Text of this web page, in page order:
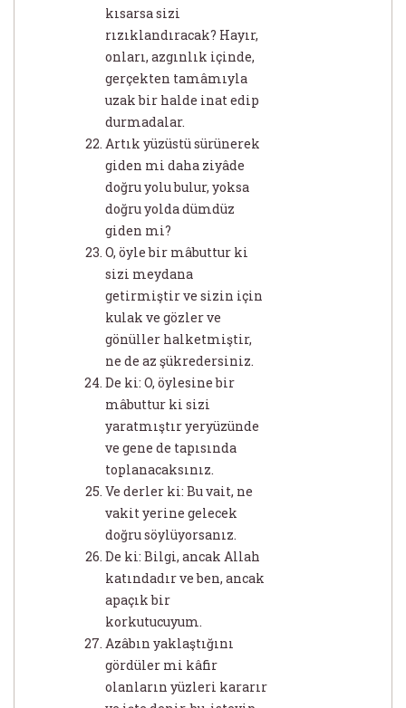
kısarsa sizi
rızıklandıracak? Hayır,
onları, azgınlık içinde,
gerçekten tamâmıyla
uzak bir halde inat edip
durmadalar.
Artık yüzüstü sürünerek
giden mi daha ziyâde
doğru yolu bulur, yoksa
doğru yolda dümdüz
giden mi?
O, öyle bir mâbuttur ki
sizi meydana
getirmiştir ve sizin için
kulak ve gözler ve
gönüller halketmiştir,
ne de az şükredersiniz.
De ki: O, öylesine bir
mâbuttur ki sizi
yaratmıştır yeryüzünde
ve gene de tapısında
toplanacaksınız.
Ve derler ki: Bu vait, ne
vakit yerine gelecek
doğru söylüyorsanız.
De ki: Bilgi, ancak Allah
katındadır ve ben, ancak
apaçık bir
korkutucuyum.
Azâbın yaklaştığını
gördüler mi kâfir
olanların yüzleri kararır